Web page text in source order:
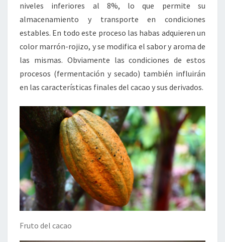
niveles inferiores al 8%, lo que permite su
almacenamiento y transporte en condiciones
estables. En todo este proceso las habas adquieren un
color marrón-rojizo, y se modifica el sabor y aroma de
las mismas. Obviamente las condiciones de estos
procesos (fermentación y secado) también influirán
en las características finales del cacao y sus derivados.
Fruto del cacao